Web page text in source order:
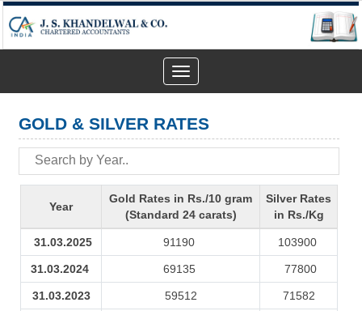
Toggle
navigation
GOLD & SILVER RATES
Year
Gold Rates in Rs./10 gram
(Standard 24 carats)
Silver Rates
in Rs./Kg
31.03.2025 91190 103900
31.03.2024 69135 77800
31.03.2023 59512 71582